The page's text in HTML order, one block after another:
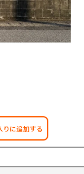
りに追加する